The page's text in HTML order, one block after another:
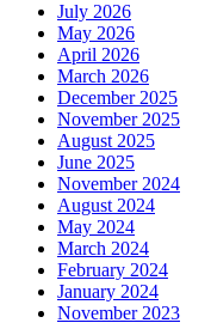
July 2026
May 2026
April 2026
March 2026
December 2025
November 2025
August 2025
June 2025
November 2024
August 2024
May 2024
March 2024
February 2024
January 2024
November 2023